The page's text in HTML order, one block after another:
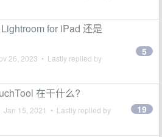
for iPad 还是
26, 2023 • Lastly replied by
5
在干什么?
Jan 15, 2021 • Lastly replied by 19